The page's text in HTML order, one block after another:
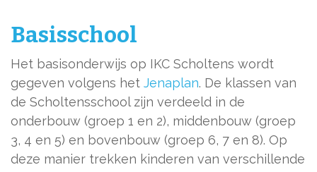
Basisschool
Het basisonderwijs op IKC Scholtens wordt
gegeven volgens het Jenaplan. De klassen van
de Scholtensschool zijn verdeeld in de
onderbouw (groep 1 en 2), middenbouw (groep
3, 4 en 5) en bovenbouw (groep 6, 7 en 8). Op
deze manier trekken kinderen van verschillende